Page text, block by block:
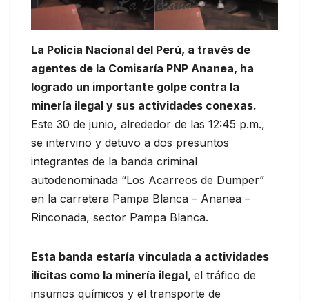
La Policía Nacional del Perú, a través de
agentes de la Comisaría PNP Ananea, ha
logrado un importante golpe contra la
minería ilegal y sus actividades conexas.
Este 30 de junio, alrededor de las 12:45 p.m.,
se intervino y detuvo a dos presuntos
integrantes de la banda criminal
autodenominada “Los Acarreos de Dumper”
en la carretera Pampa Blanca – Ananea –
Rinconada, sector Pampa Blanca.
Esta banda estaría vinculada a actividades
ilícitas como la minería ilegal, el tráfico de
insumos químicos y el transporte de